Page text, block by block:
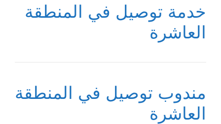
خدمة توصيل في المنطقة
العاشرة
مندوب توصيل في المنطقة
العاشرة